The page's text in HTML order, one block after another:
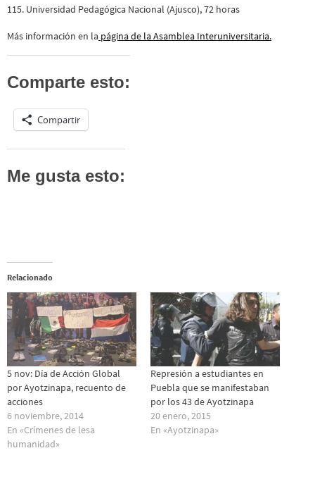
115. Universidad Pedagógica Nacional (Ajusco), 72 horas
Más información en la página de la Asamblea Interuniversitaria.
Comparte esto:
Compartir
Me gusta esto:
Relacionado
5 nov: Día de Acción Global
por Ayotzinapa, recuento de
acciones
6 noviembre, 2014
En «Crímenes de lesa
humanidad»
Represión a estudiantes en
Puebla que se manifestaban
por los 43 de Ayotzinapa
20 enero, 2015
En «Ayotzinapa»